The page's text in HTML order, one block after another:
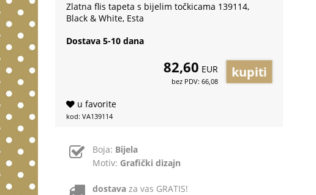
Zlatna flis tapeta s bijelim točkicama 139114,
Black & White, Esta
Dostava 5-10 dana
82,60 EUR
bez PDV: 66,08
u favorite
kod: VA139114
Boja: Bijela
Motiv: Grafički dizajn
dostava za vas GRATIS!